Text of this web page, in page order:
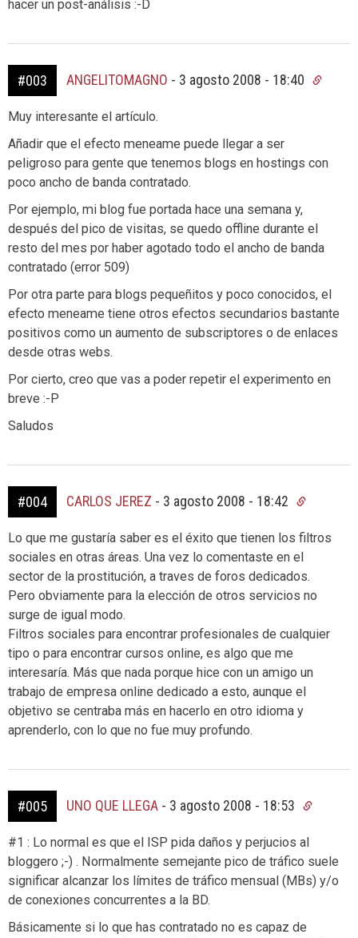
hacer un post-análisis :-D
#003 ANGELITOMAGNO - 3 agosto 2008 - 18:40
Muy interesante el artículo.
Añadir que el efecto meneame puede llegar a ser
peligroso para gente que tenemos blogs en hostings con
poco ancho de banda contratado.
Por ejemplo, mi blog fue portada hace una semana y,
después del pico de visitas, se quedo offline durante el
resto del mes por haber agotado todo el ancho de banda
contratado (error 509)
Por otra parte para blogs pequeñitos y poco conocidos, el
efecto meneame tiene otros efectos secundarios bastante
positivos como un aumento de subscriptores o de enlaces
desde otras webs.
Por cierto, creo que vas a poder repetir el experimento en
breve :-P
Saludos
#004 CARLOS JEREZ - 3 agosto 2008 - 18:42
Lo que me gustaría saber es el éxito que tienen los filtros
sociales en otras áreas. Una vez lo comentaste en el
sector de la prostitución, a traves de foros dedicados.
Pero obviamente para la elección de otros servicios no
surge de igual modo.
Filtros sociales para encontrar profesionales de cualquier
tipo o para encontrar cursos online, es algo que me
interesaría. Más que nada porque hice con un amigo un
trabajo de empresa online dedicado a esto, aunque el
objetivo se centraba más en hacerlo en otro idioma y
aprenderlo, con lo que no fue muy profundo.
#005 UNO QUE LLEGA - 3 agosto 2008 - 18:53
#1 : Lo normal es que el ISP pida daños y perjucios al
bloggero ;-) . Normalmente semejante pico de tráfico suele
significar alcanzar los límites de tráfico mensual (MBs) y/o
de conexiones concurrentes a la BD.
Básicamente si lo que has contratado no es capaz de